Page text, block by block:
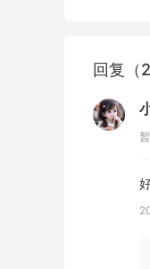
回复（